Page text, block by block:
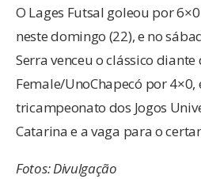
O Lages Futsal goleou por
neste domingo (22), e no
Serra venceu o clássico diante
Female/UnoChapecó por
tricampeonato dos Jogos
Catarina e a vaga para o
Fotos: Divulgação